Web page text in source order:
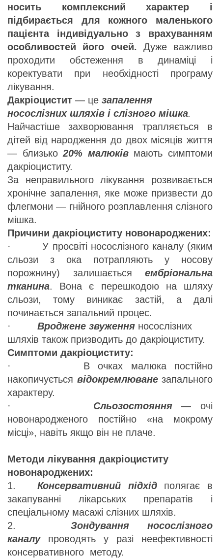
носить комплексний характер і
підбирається для кожного маленького
пацієнта індивідуально з врахуванням
особливостей його очей. Дуже важливо
проходити обстеження в динаміці і
коректувати при необхідності програму
лікування.
Дакріоцистит — це запалення
носослізних шляхів і слізного мішка.
Найчастіше захворювання трапляється в
дітей від народження до двох місяців життя
— близько20% малюківмають симптоми
дакріоциститу.
За неправильного лікування розвивається
хронічне запалення, яке може призвести до
флегмони — гнійного розплавлення слізного
мішка.
Причини дакріоциститу новонароджених:
· У просвіті носослізного каналу (яким
сльози з ока потрапляють у носову
порожнину) залишається ембріональна
тканина. Вона є перешкодою на шляху
сльози, тому виникає застій, а далі
починається запальний процес.
· Вроджене звуження носослізних
шляхів також призводить до дакріоциститу.
Симптоми дакріоциститу:
· В очках малюка постійно
накопичується відокремлюванезапального
характеру.
· Сльозостояння— очі
новонародженого постійно «на мокрому
місці», навіть якщо він не плаче.
Методи лікування дакріоциститу
новонароджених:
1. Консервативний підхідполягає в
закапуванні лікарських препаратів і
спеціальному масажі слізних шляхів.
2. Зондування носослізного
каналупроводять у разі неефективності
консервативного методу.